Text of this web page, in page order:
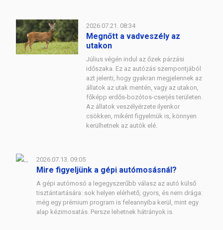
2026.07.21. 08:34
Megnőtt a vadveszély az
utakon
Július végén indul az őzek párzási
időszaka. Ez az autózás szempontjából
azt jelenti, hogy gyakran megjelennek az
állatok az utak mentén, vagy az utakon,
főképp erdős-bozótos-cserjés területen.
Az állatok veszélyérzete ilyenkor
csökken, miként figyelmük is, könnyen
kerülhetnek az autók elé.
2026.07.13. 09:05
Mire figyeljünk a gépi autómosásnál?
A gépi autómosó a legegyszerűbb válasz az autó külső
tisztántartására: sok helyen elérhető, gyors, és nem drága:
még egy prémium program is feleannyiba kerül, mint egy
alap kézimosatás. Persze lehetnek hátrányok is.